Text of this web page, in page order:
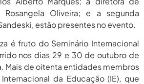
Profissionais De...
PROIFES Celebra Os 58 Anos Da
agosto 6,
MEC Autoriza 937 Novos Cargos Em
agosto 6,
2026
Rosangela Oliveira; e a segunda
estão presentes no evento.
é fruto do Seminário Internacional
nos dias 29 e 30 de outubro de
Mais de oitenta entidades membros
da Educação (IE), que